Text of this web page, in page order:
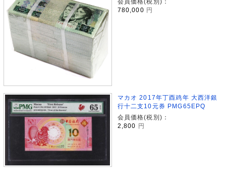
780,000 円
マカオ 2017年丁酉鸡年 大西洋銀
行十二支10元券 PMG65EPQ
会員価格(税別)：
2,800 円